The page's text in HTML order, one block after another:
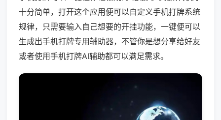
十分简单，打开这个应用便可以自定义手机打牌系统
规律，只需要输入自己想要的开挂功能，一键便可以
生成出手机打牌专用辅助器，不管你是想分享给好友
或者使用手机打牌AI辅助都可以满足需求。